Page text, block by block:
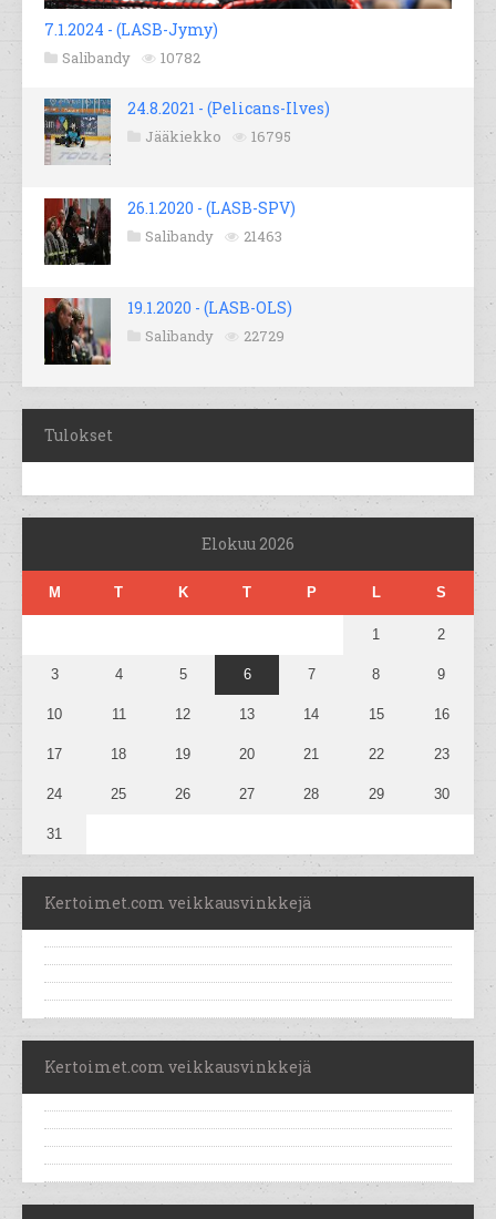
7.1.2024 - (LASB-Jymy)
Salibandy 10782
24.8.2021 - (Pelicans-Ilves)
Jääkiekko 16795
26.1.2020 - (LASB-SPV)
Salibandy 21463
19.1.2020 - (LASB-OLS)
Salibandy 22729
Tulokset
Elokuu 2026
M T K T P L S
1 2
3 4 5 6 7 8 9
10 11 12 13 14 15 16
17 18 19 20 21 22 23
24 25 26 27 28 29 30
31
Kertoimet.com veikkausvinkkejä
Kertoimet.com veikkausvinkkejä